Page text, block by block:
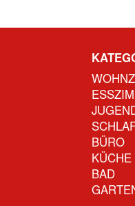
BÜRO
KÜCHE
BAD